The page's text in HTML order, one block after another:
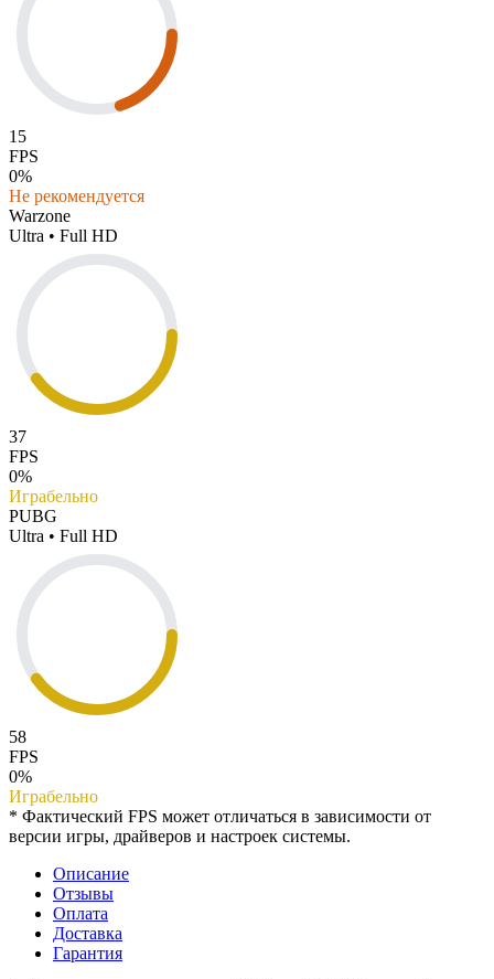
15
FPS
0%
Не рекомендуется
Warzone
Ultra • Full HD
37
FPS
0%
Играбельно
PUBG
Ultra • Full HD
58
FPS
0%
Играбельно
* Фактический FPS может отличаться в зависимости от
версии игры, драйверов и настроек системы.
Описание
Отзывы
Оплата
Доставка
Гарантия